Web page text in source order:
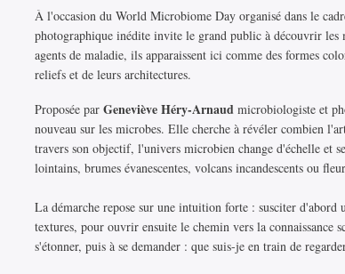
À l'occasion du World Microbiome Day organisé dans le
photographique inédite invite le grand public à découvrir
agents de maladie, ils apparaissent ici comme des formes
reliefs et de leurs architectures.
Proposée par Geneviève Héry-Arnaud microbiologiste et
nouveau sur les microbes. Elle cherche à révéler combien
travers son objectif, l'univers microbien change d'échelle et
lointains, brumes évanescentes, volcans incandescents ou
La démarche repose sur une intuition forte : susciter d'abord
textures, pour ouvrir ensuite le chemin vers la connaissance
s'étonner, puis à se demander : que suis-je en train de